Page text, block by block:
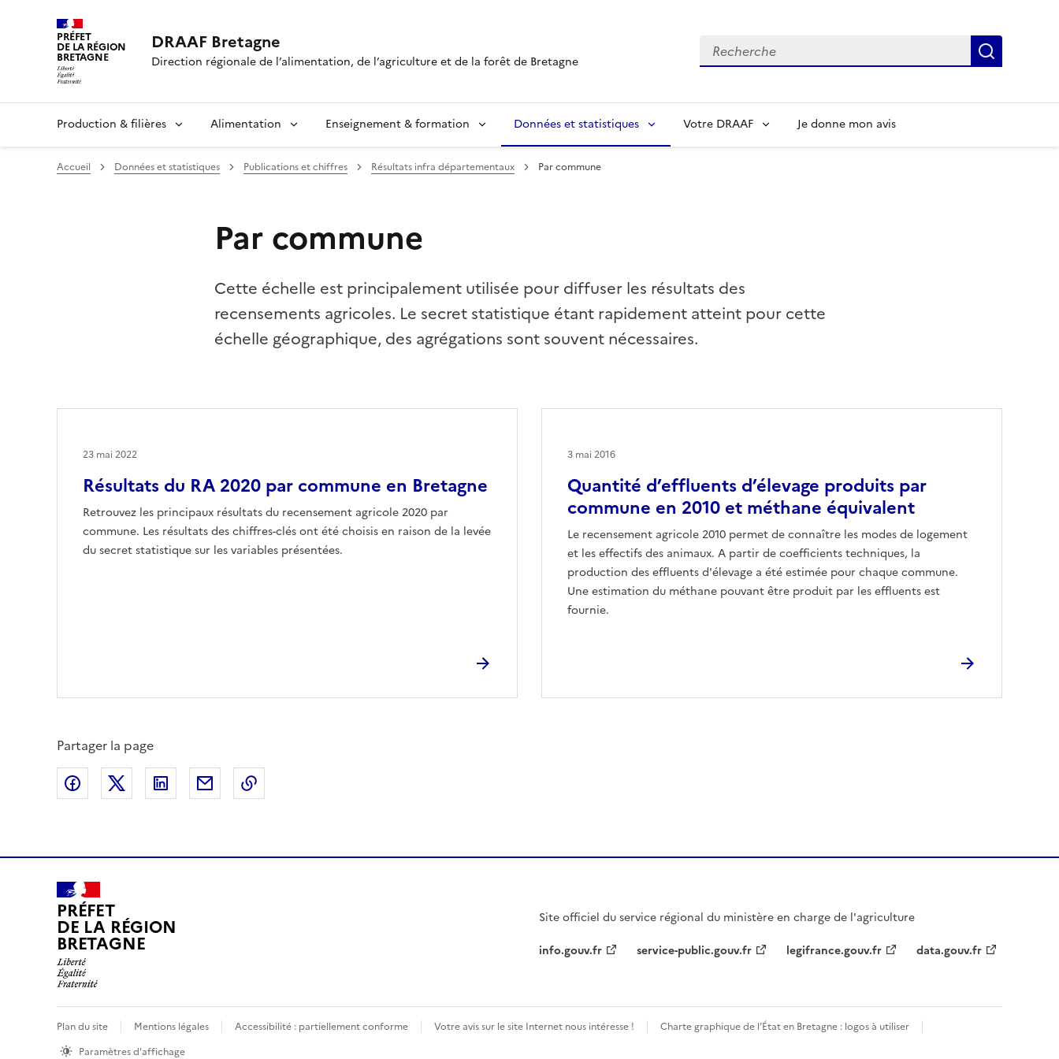
PRÉFET
DE LA RÉGION
BRETAGNE
DRAAF Bretagne
Direction régionale de l’alimentation, de l’agriculture et de la forêt de Bretagne
Recherche
Production & filières Alimentation Enseignement & formation Données et statistiques Votre DRAAF Je donne mon avis
Accueil Données et statistiques Publications et chiffres Résultats infra départementaux Par commune
Par commune
Cette échelle est principalement utilisée pour diffuser les résultats des
recensements agricoles. Le secret statistique étant rapidement atteint pour cette
échelle géographique, des agrégations sont souvent nécessaires.
Résultats du RA 2020 par commune en Bretagne
Retrouvez les principaux résultats du recensement agricole 2020 par
commune. Les résultats des chiffres-clés ont été choisis en raison de la levée
du secret statistique sur les variables présentées.
23 mai 2022
Quantité d’effluents d’élevage produits par
commune en 2010 et méthane équivalent
Le recensement agricole 2010 permet de connaître les modes de logement
et les effectifs des animaux. A partir de coefficients techniques, la
production des effluents d'élevage a été estimée pour chaque commune.
Une estimation du méthane pouvant être produit par les effluents est
fournie.
3 mai 2016
Partager la page
Partager sur Facebook
Partager sur X (anciennement Twitter)
Partager sur LinkedIn
Partager par email
PRÉFET
DE LA RÉGION
BRETAGNE
Site officiel du service régional du ministère en charge de l'agriculture
info.gouv.fr
service-public.gouv.fr legifrance.gouv.fr data.gouv.fr
Plan du site Mentions légales Accessibilité : partiellement conforme Votre avis sur le site Internet nous intéresse !
Charte graphique de l’État en Bretagne : logos à utiliser
Paramètres d'affichage